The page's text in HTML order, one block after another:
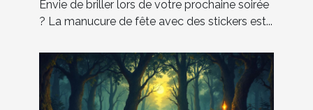
Envie de briller lors de votre prochaine soirée
? La manucure de fête avec des stickers est...